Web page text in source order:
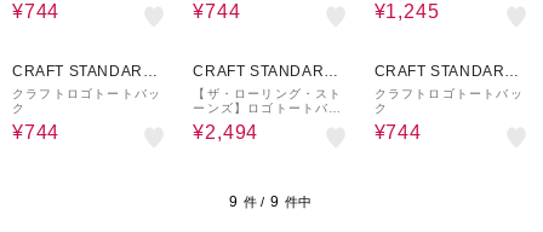
¥744 ¥744 ¥1,245
CRAFT STANDARD
BOUTIQUE
クラフトロゴトートバッ
ク
¥744
CRAFT STANDARD
BOUTIQUE
【ザ・ローリング・スト
ーンズ】ロゴトートバッ
グ
¥2,494
CRAFT STANDARD
BOUTIQUE
クラフトロゴトートバッ
ク
¥744
9 件 / 9 件中